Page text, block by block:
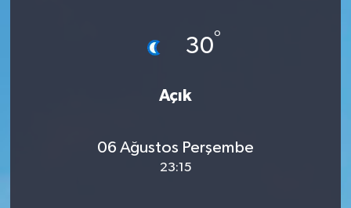
30°
Açık
06 Ağustos Perşembe
23:15